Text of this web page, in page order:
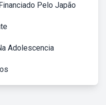
Pelo Japão
Adolescencia